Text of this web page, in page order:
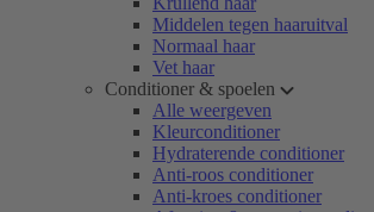
Middelen tegen haaruitval
Normaal haar
Vet haar
Conditioner & spoelen
Alle weergeven
Kleurconditioner
Hydraterende conditioner
Anti-roos conditioner
Anti-kroes conditioner